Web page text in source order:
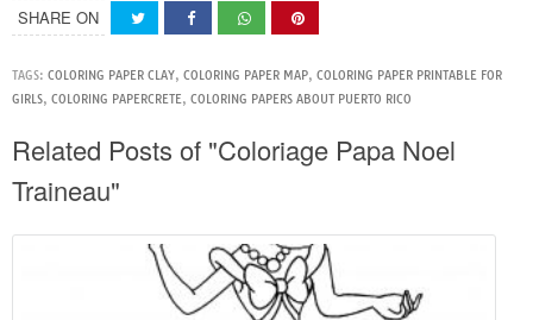
SHARE ON
TAGS: COLORING PAPER CLAY, COLORING PAPER MAP, COLORING PAPER PRINTABLE FOR
GIRLS, COLORING PAPERCRETE, COLORING PAPERS ABOUT PUERTO RICO
Related Posts of "Coloriage Papa Noel
Traineau"